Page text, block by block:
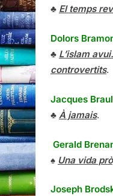
♣ El temps
Dolors
♣ L’islam
controvertits.
Jacques
♣ À jamais.
Gerald
♠ Una vida
Joseph